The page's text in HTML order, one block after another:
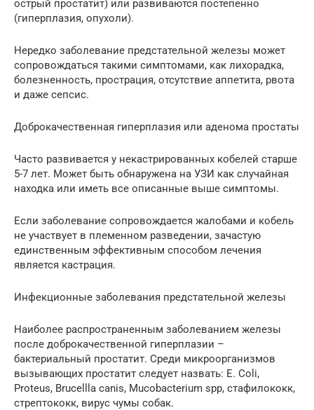
острый простатит) или развиваются постепенно
(гиперплазия, опухоли).
Нередко заболевание предстательной железы может
сопровождаться такими симптомами, как лихорадка,
болезненность, прострация, отсутствие аппетита, рвота
и даже сепсис.
Доброкачественная гиперплазия или аденома простаты
Часто развивается у некастрированных кобелей старше
5-7 лет. Может быть обнаружена на УЗИ как случайная
находка или иметь все описанные выше симптомы.
Если заболевание сопровождается жалобами и кобель
не участвует в племенном разведении, зачастую
единственным эффективным способом лечения
является кастрация.
Инфекционные заболевания предстательной железы
Наиболее распространенным заболеванием железы
после доброкачественной гиперплазии –
бактериальный простатит. Среди микроорганизмов
вызывающих простатит следует назвать: E. Coli,
Proteus, Brucellla canis, Mucobacterium spp, стафилококк,
стрептококк, вирус чумы собак.